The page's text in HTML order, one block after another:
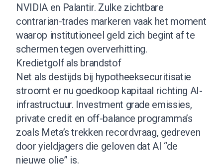
NVIDIA en Palantir. Zulke zichtbare
contrarian-trades markeren vaak het moment
waarop institutioneel geld zich begint af te
schermen tegen oververhitting.
Kredietgolf als brandstof
Net als destijds bij hypotheeksecuritisatie
stroomt er nu goedkoop kapitaal richting AI-
infrastructuur. Investment grade emissies,
private credit en off-balance programma’s
zoals Meta’s trekken recordvraag, gedreven
door yieldjagers die geloven dat AI “de
nieuwe olie” is.